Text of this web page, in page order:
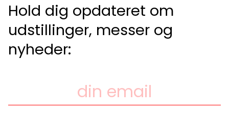
Hold dig opdateret om
udstillinger, messer og
nyheder: